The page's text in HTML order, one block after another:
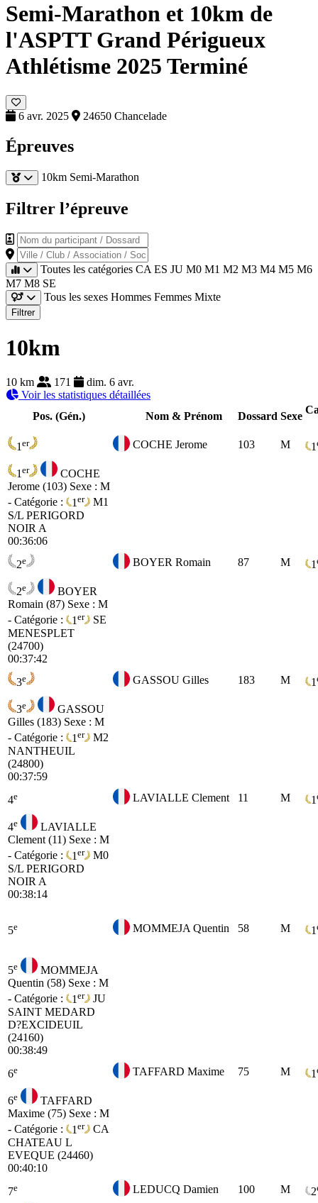
Semi-Marathon et 10km de
l'ASPTT Grand Périgueux
Athlétisme 2025 Terminé
6 avr. 2025 24650 Chancelade
Épreuves
10km Semi-Marathon
Filtrer l’épreuve
Nom du participant / Dossard
Ville / Club / Association / Société
Toutes les catégories CA ES JU M0 M1 M2 M3 M4 M5 M6
M7 M8 SE
Tous les sexes Hommes Femmes Mixte
Filtrer
10km
10 km 171
dim. 6 avr.
Voir les statistiques détaillées
Pos. (Gén.)
Nom & Prénom Dossard Sexe
1 er COCHE Jerome 103 M 1
1 er
COCHE
Jerome (103) Sexe : M
- Catégorie :
1 er
M1
S/L PERIGORD
NOIR A
00:36:06
2e BOYER Romain 87 M 1
2e
BOYER
Romain (87) Sexe : M
- Catégorie :
1 er
SE
MENESPLET
(24700)
00:37:42
3e GASSOU Gilles 183 M 1
3e
GASSOU
Gilles (183) Sexe : M
- Catégorie :
1 er
M2
NANTHEUIL
(24800)
00:37:59
4e LAVIALLE Clement 11 M 1
4e
LAVIALLE
Clement (11) Sexe : M
- Catégorie :
1 er
M0
S/L PERIGORD
NOIR A
00:38:14
5e MOMMEJA Quentin 58 M 1
5e
MOMMEJA
Quentin (58) Sexe : M
- Catégorie :
1 er
JU
SAINT MEDARD
D?EXCIDEUIL
(24160)
00:38:49
6e TAFFARD Maxime 75 M 1
6e
TAFFARD
Maxime (75) Sexe : M
- Catégorie :
1 er
CA
CHATEAU L
EVEQUE (24460)
00:40:10
7e LEDUCQ Damien 100 M 2